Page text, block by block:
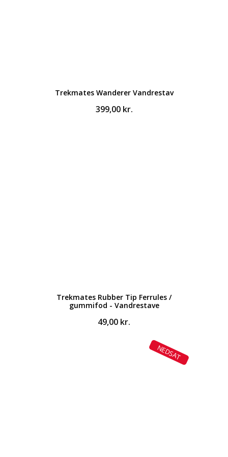
Trekmates Wanderer Vandrestav
399,00 kr.
Trekmates Rubber Tip Ferrules /
gummifod - Vandrestave
49,00 kr.
NEDSAT